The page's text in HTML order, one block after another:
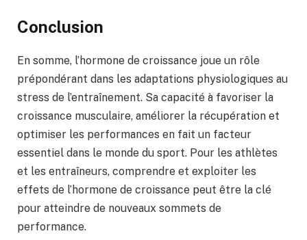
Conclusion
En somme, l’hormone de croissance joue un rôle
prépondérant dans les adaptations physiologiques au
stress de l’entraînement. Sa capacité à favoriser la
croissance musculaire, améliorer la récupération et
optimiser les performances en fait un facteur
essentiel dans le monde du sport. Pour les athlètes
et les entraîneurs, comprendre et exploiter les
effets de l’hormone de croissance peut être la clé
pour atteindre de nouveaux sommets de
performance.